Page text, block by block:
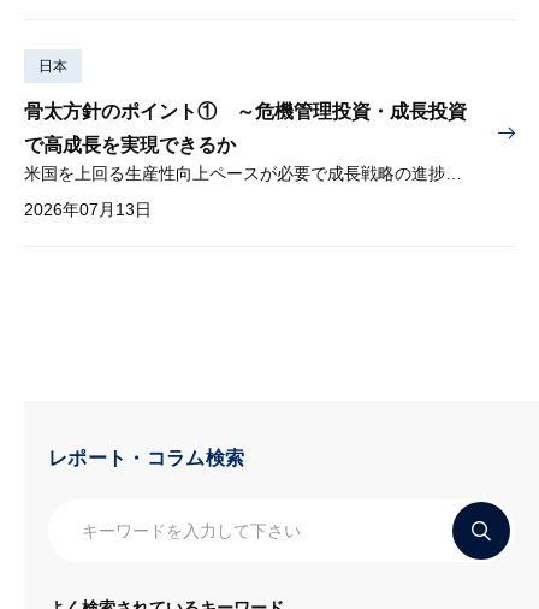
日本
骨太方針のポイント① ～危機管理投資・成長投資
で高成長を実現できるか
2026年07月13日
レポート・コラム検索